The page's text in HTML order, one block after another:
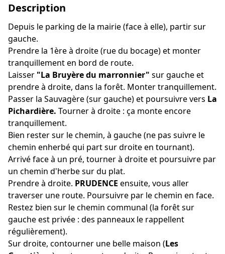
Description
Depuis le parking de la mairie (face à elle), partir sur
gauche.
Prendre la 1ère à droite (rue du bocage) et monter
tranquillement en bord de route.
Laisser "La Bruyère du marronnier" sur gauche et
prendre à droite, dans la forêt. Monter tranquillement.
Passer la Sauvagère (sur gauche) et poursuivre vers La
Pichardière. Tourner à droite : ça monte encore
tranquillement.
Bien rester sur le chemin, à gauche (ne pas suivre le
chemin enherbé qui part sur droite en tournant).
Arrivé face à un pré, tourner à droite et poursuivre par
un chemin d'herbe sur du plat.
Prendre à droite. PRUDENCE ensuite, vous aller
traverser une route. Poursuivre par le chemin en face.
Restez bien sur le chemin communal (la forêt sur
gauche est privée : des panneaux le rappellent
régulièrement).
Sur droite, contourner une belle maison (Les